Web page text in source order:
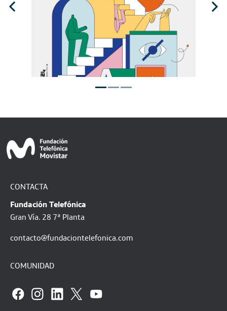
REVISTA TELOS
Telos 124. Inclusión digital
CONTACTA
Fundación Telefónica
Gran Vía. 28 7ª Planta
contacto@fundaciontelefonica.com
COMUNIDAD